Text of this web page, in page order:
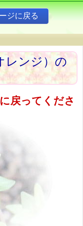
レンジ）の
戻ってくださ